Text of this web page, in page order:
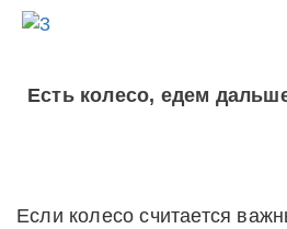
Есть колесо, едем
Если колесо считается